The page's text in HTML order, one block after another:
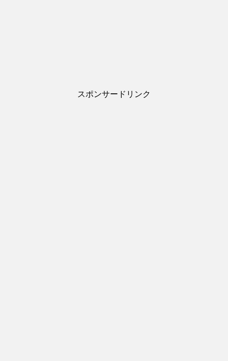
スポンサードリンク